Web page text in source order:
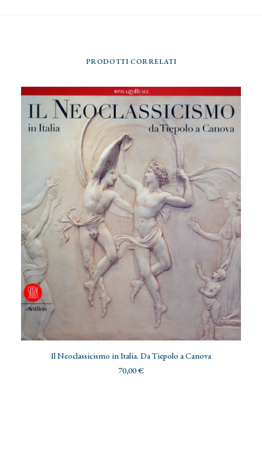
PRODOTTI CORRELATI
AGGIUNGI AL CARRELLO
Il Neoclassicismo in Italia. Da Tiepolo a Canova
70,00€